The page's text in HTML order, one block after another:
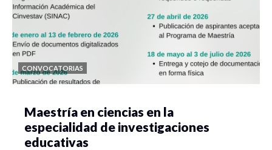
CONVOCATORIAS
Maestría en ciencias en la
especialidad de investigaciones
educativas